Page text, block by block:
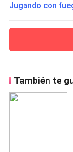
Jugando con
También te